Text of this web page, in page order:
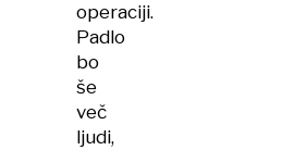
operaciji.
Padlo
bo
še
več
ljudi,